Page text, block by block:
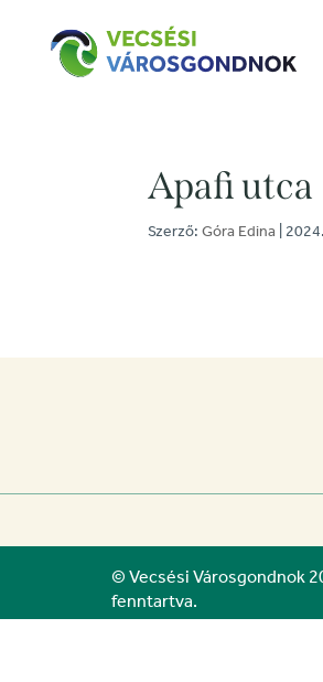
Apafi utca
Szerző:Góra Edina
© Vecsési Városgondnok
fenntartva.